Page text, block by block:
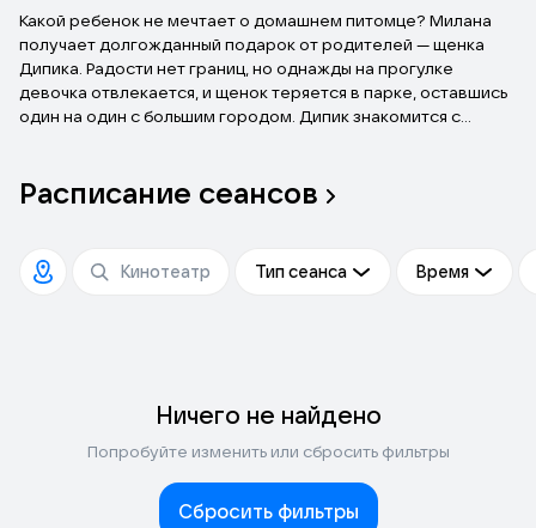
Какой ребенок не мечтает о домашнем питомце? Милана
получает долгожданный подарок от родителей — щенка
Дипика. Радости нет границ, но однажды на прогулке
девочка отвлекается, и щенок теряется в парке, оставшись
один на один с большим городом. Дипик знакомится с
песика, Дипика ждут увлекательные приключения, в которых
Расписание сеансов
Тип сеанса Время
Ничего не найдено
Попробуйте изменить или сбросить фильтры
Сбросить фильтры